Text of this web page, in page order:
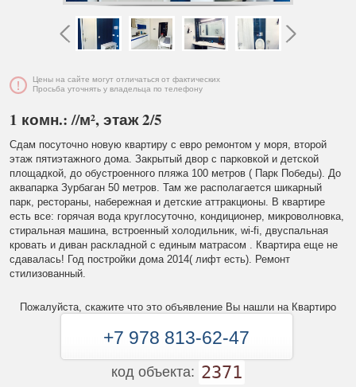
Цены на сайте могут отличаться от фактических
Просьба уточнять у владельца по телефону
1 комн.: //м², этаж 2/5
Сдам посуточно новую квартиру с евро ремонтом у моря, второй
этаж пятиэтажного дома. Закрытый двор с парковкой и детской
площадкой, до обустроенного пляжа 100 метров ( Парк Победы). До
аквапарка Зурбаган 50 метров. Там же располагается шикарный
парк, рестораны, набережная и детские аттракционы. В квартире
есть все: горячая вода круглосуточно, кондиционер, микроволновка,
стиральная машина, встроенный холодильник, wi-fi, двуспальная
кровать и диван раскладной с единым матрасом . Квартира еще не
сдавалась! Год постройки дома 2014( лифт есть). Ремонт
стилизованный.
Пожалуйста, скажите что это объявление Вы нашли на Квартиро
+7 978 813-62-47
код объекта: 2371